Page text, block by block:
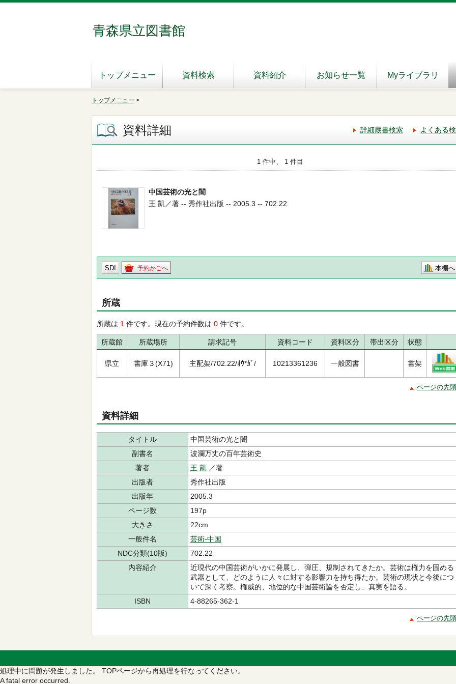
青森県立図書館
トップメニュー 資料検索 資料紹介 お知らせ一覧 Myライブラリ
トップメニュー >
資料詳細 詳細蔵書検索 よくある
1 件中、 1 件目
中国芸術の光と闇
王 凱／著 -- 秀作社出版 -- 2005.3 -- 702.22
SDI 予約かごへ 本棚へ
所蔵
所蔵は 1 件です。現在の予約件数は 0 件です。
所蔵館 所蔵場所 請求記号 資料コード 資料区分 帯出区分 状態
県立 書庫３(X71) 主配架/702.22/ｵｳ*ｶﾞ/ 10213361236 一般図書 書架
ページの先
資料詳細
タイトル
中国芸術の光と闇
副書名
波瀾万丈の百年芸術史
著者
王 凱
／著
出版者
秀作社出版
出版年
2005.3
ページ数
197p
大きさ
22cm
一般件名
芸術-中国
NDC分類(10版)
702.22
内容紹介
近現代の中国芸術がいかに発展し、弾圧、規制されてきたか。芸術は権力を固める
武器として、どのように人々に対する影響力を持ち得たか。芸術の現状と今後につ
いて深く考察。権威的、地位的な中国芸術論を否定し、真実を語る。
ISBN
4-88265-362-1
ページの先
処理中に問題が発生しました。 TOPページから再処理を行なってください。
A fatal error occurred.